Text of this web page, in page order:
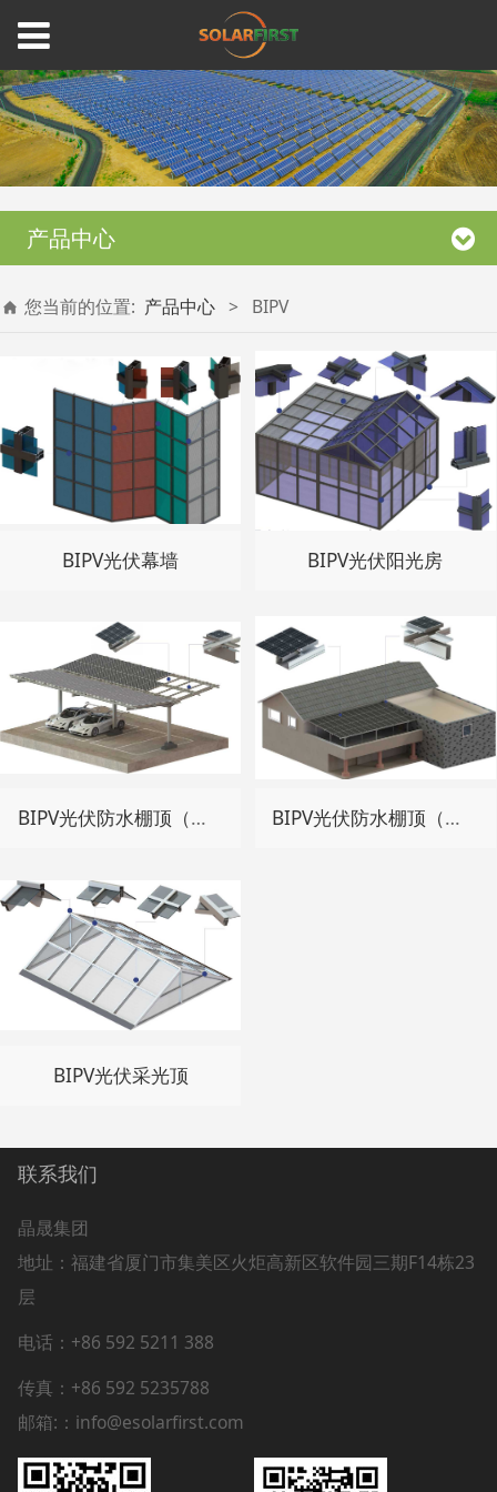
产品中心
您当前的位置: 产品中心 > BIPV
BIPV光伏幕墙 BIPV光伏阳光房
BIPV光伏防水棚顶（碳钢） BIPV光伏防水棚顶（铝合金）
BIPV光伏采光顶
联系我们
晶晟集团
地址： 福建省厦门市集美区火炬高新区软件园三期F14栋23
层
电话：+86 592 5211 388
传真：+86 592 5235788
邮箱:：info@esolarfirst.com